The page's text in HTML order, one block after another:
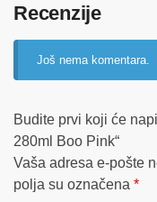
Recenzije
Još nema komentara.
Budite prvi koji će
280ml Boo Pink“
Vaša adresa e-pošte
polja su označena *